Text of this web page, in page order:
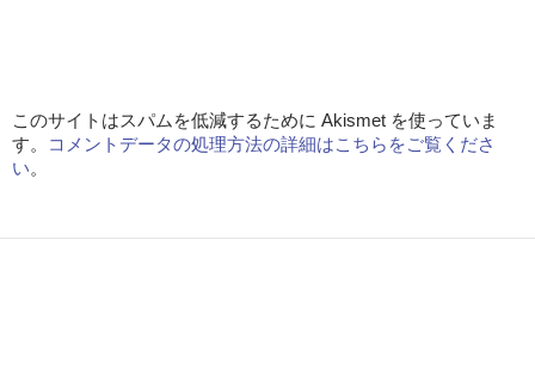
このサイトはスパムを低減するために Akismet を使っていま
す。
コメントデータの処理方法の詳細はこちらをご覧くださ
い。